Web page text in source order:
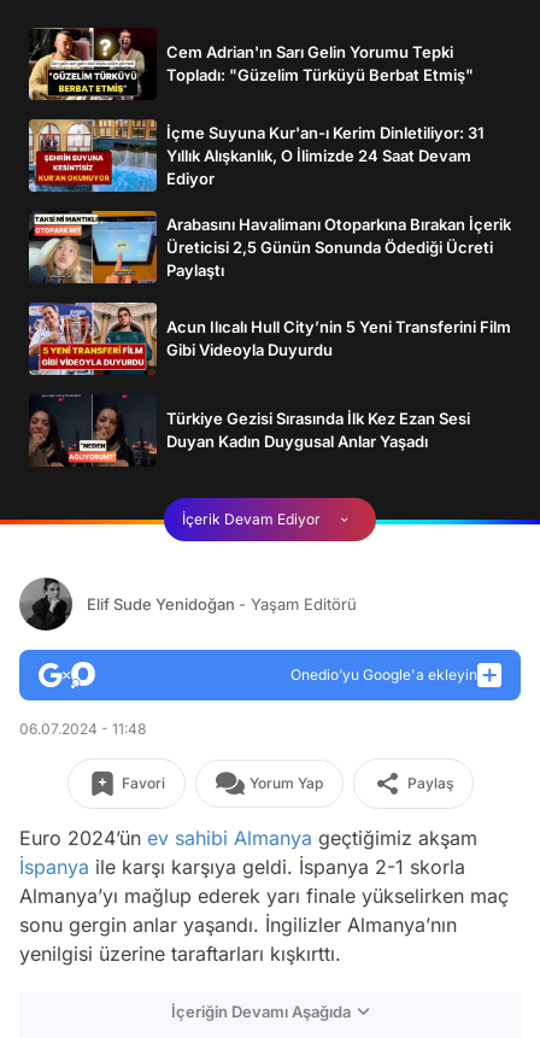
Cem Adrian'ın Sarı Gelin Yorumu Tepki
Topladı: "Güzelim Türküyü Berbat Etmiş"
İçme Suyuna Kur'an-ı Kerim Dinletiliyor: 31
Yıllık Alışkanlık, O İlimizde 24 Saat Devam
Ediyor
Arabasını Havalimanı Otoparkına Bırakan İçerik
Üreticisi 2,5 Günün Sonunda Ödediği Ücreti
Paylaştı
Acun Ilıcalı Hull City’nin 5 Yeni Transferini Film
Gibi Videoyla Duyurdu
Türkiye Gezisi Sırasında İlk Kez Ezan Sesi
Duyan Kadın Duygusal Anlar Yaşadı
İçerik Devam Ediyor
Elif Sude Yenidoğan - Yaşam Editörü
Onedio’yu Google'a ekleyin
06.07.2024 - 11:48
Favori Yorum Yap Paylaş
Euro 2024’ün ev sahibi Almanya geçtiğimiz akşam
İspanya ile karşı karşıya geldi. İspanya 2-1 skorla
Almanya’yı mağlup ederek yarı finale yükselirken maç
sonu gergin anlar yaşandı. İngilizler Almanya’nın
yenilgisi üzerine taraftarları kışkırttı.
İçeriğin Devamı Aşağıda